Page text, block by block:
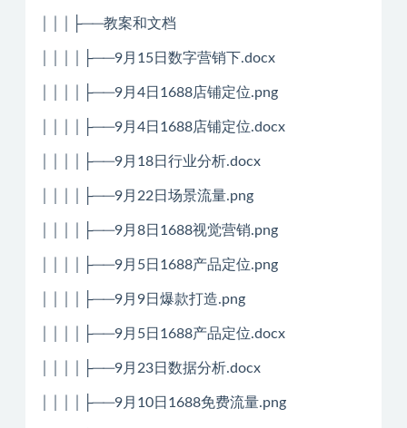
│││├──教案和文档
││││├──9月15日数字营销下.docx
││││├──9月4日1688店铺定位.png
││││├──9月4日1688店铺定位.docx
││││├──9月18日行业分析.docx
││││├──9月22日场景流量.png
││││├──9月8日1688视觉营销.png
││││├──9月5日1688产品定位.png
││││├──9月9日爆款打造.png
││││├──9月5日1688产品定位.docx
││││├──9月23日数据分析.docx
││││├──9月10日1688免费流量.png